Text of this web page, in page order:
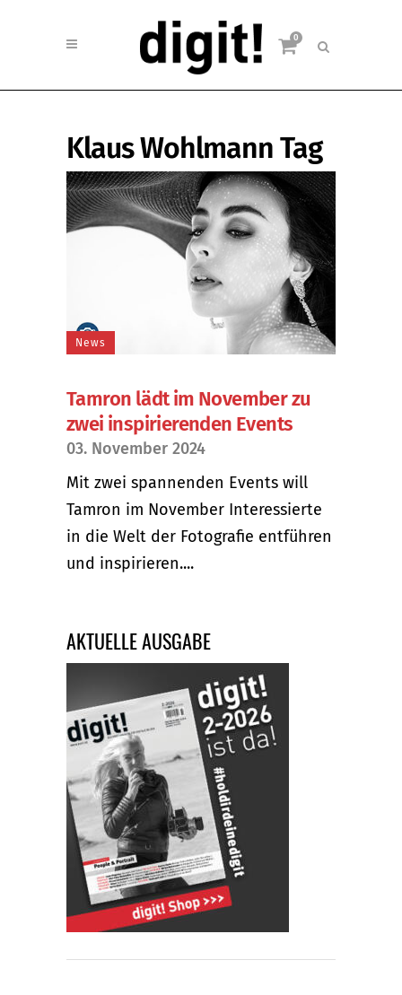
0
Klaus Wohlmann Tag
News
Tamron lädt im November zu
zwei inspirierenden Events
03. November 2024
Mit zwei spannenden Events will
Tamron im November Interessierte
in die Welt der Fotografie entführen
und inspirieren....
AKTUELLE AUSGABE